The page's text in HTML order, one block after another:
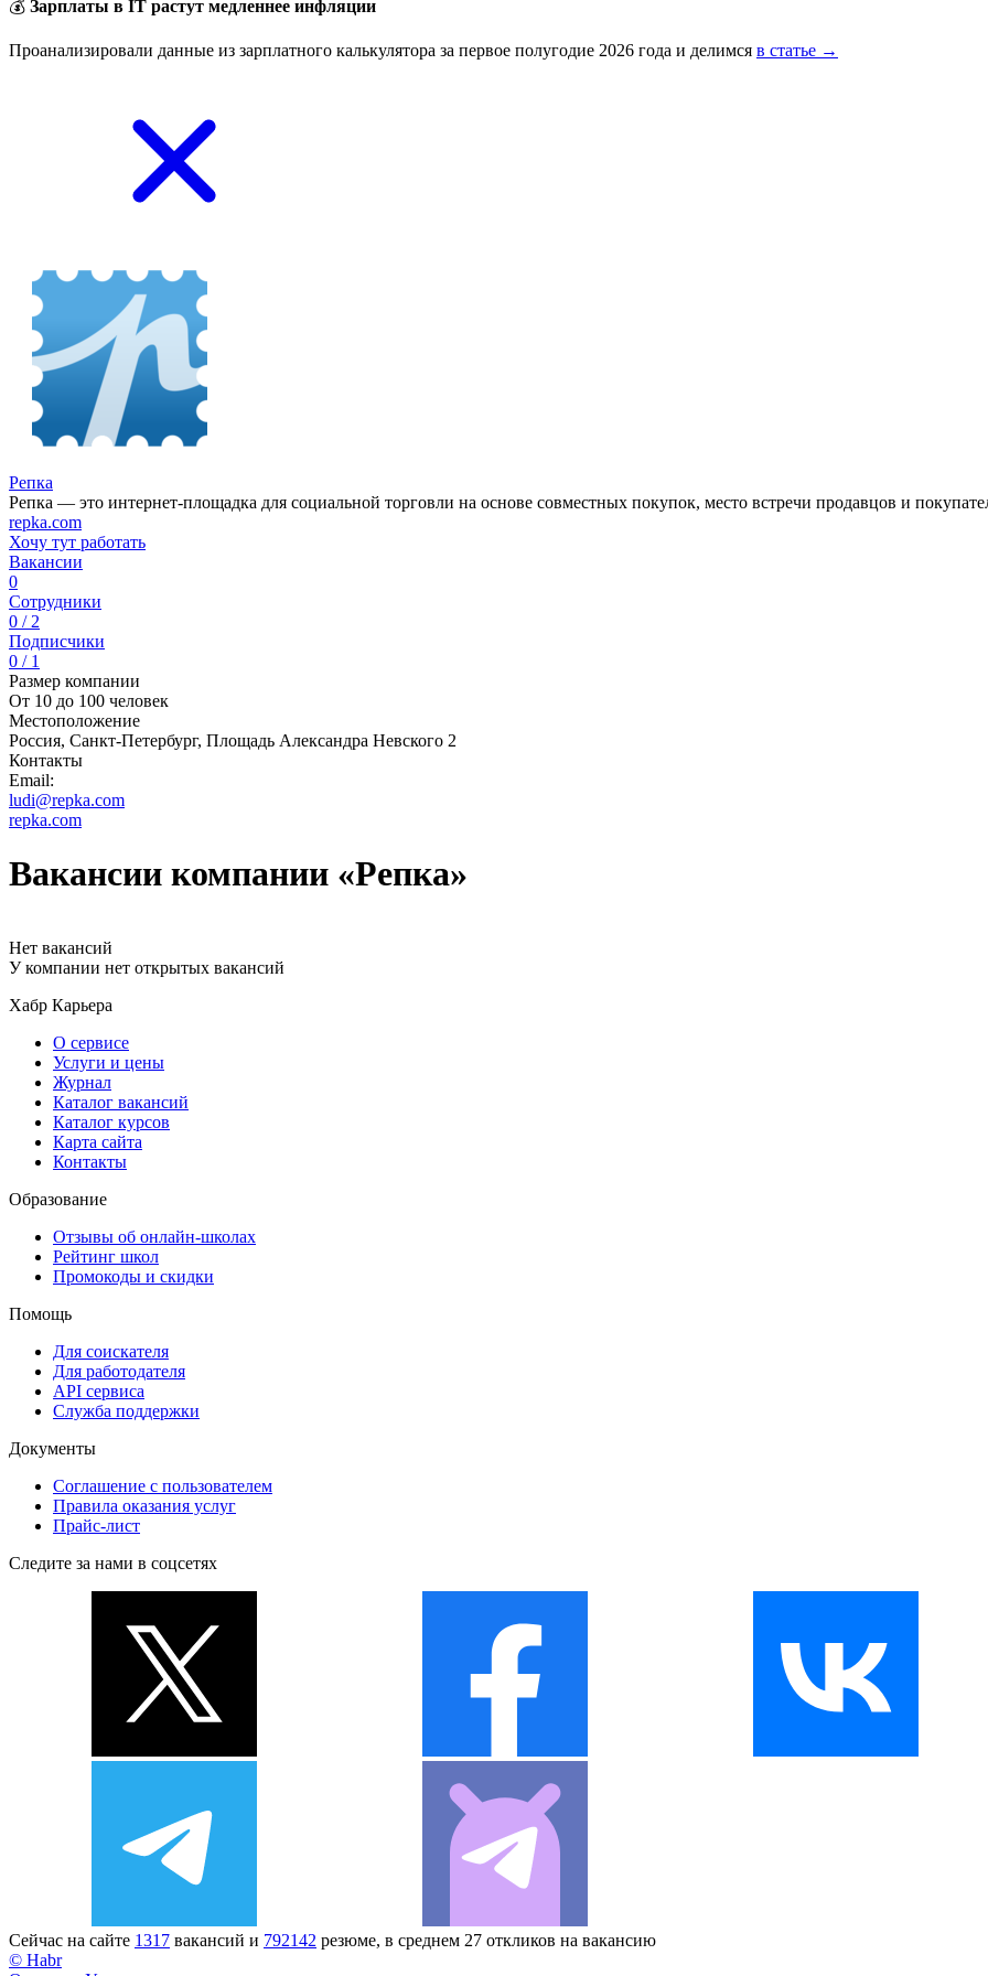
💰 Зарплаты в IT растут медленнее инфляции
Проанализировали данные из зарплатного калькулятора за первое полугодие 2026 года и делимся в статье →
Репка
Репка — это интернет-площадка для социальной торговли на основе совместных покупок, место встречи продавцов и
repka.com
Хочу тут работать
Вакансии
0
Сотрудники
0 / 2
Подписчики
0 / 1
Размер компании
От 10 до 100 человек
Местоположение
Россия, Санкт-Петербург, Площадь Александра Невского 2
Контакты
Email:
ludi@repka.com
repka.com
Вакансии компании «Репка»
Нет вакансий
У компании нет открытых вакансий
Хабр Карьера
О сервисе
Услуги и цены
Журнал
Каталог вакансий
Каталог курсов
Карта сайта
Контакты
Образование
Отзывы об онлайн-школах
Рейтинг школ
Промокоды и скидки
Помощь
Для соискателя
Для работодателя
API сервиса
Служба поддержки
Документы
Соглашение с пользователем
Правила оказания услуг
Прайс-лист
Следите за нами в соцсетях
Сейчас на сайте 1317 вакансий и 792142 резюме, в среднем 27 откликов на вакансию
© Habr